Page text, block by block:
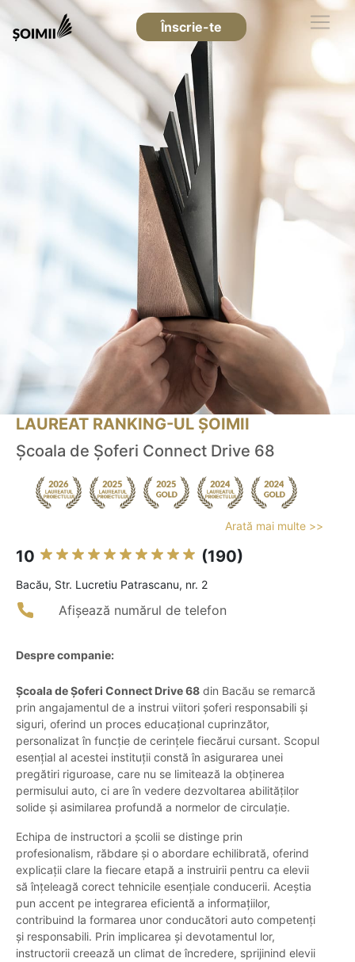
Înscrie-te
LAUREAT RANKING-UL ȘOIMII
Școala de Șoferi Connect Drive 68
Arată mai multe >>
10 (190)
Bacău, Str. Lucretiu Patrascanu, nr. 2
Afișează numărul de telefon
Despre companie:
Școala de Șoferi Connect Drive 68 din Bacău se remarcă
prin angajamentul de a instrui viitori șoferi responsabili și
siguri, oferind un proces educațional cuprinzător,
personalizat în funcție de cerințele fiecărui cursant. Scopul
esențial al acestei instituții constă în asigurarea unei
pregătiri riguroase, care nu se limitează la obținerea
permisului auto, ci are în vedere dezvoltarea abilităților
solide și asimilarea profundă a normelor de circulație.
Echipa de instructori a școlii se distinge prin
profesionalism, răbdare și o abordare echilibrată, oferind
explicații clare la fiecare etapă a instruirii pentru ca elevii
să înțeleagă corect tehnicile esențiale conducerii. Aceștia
pun accent pe integrarea eficientă a informațiilor,
contribuind la formarea unor conducători auto competenți
și responsabili. Prin implicarea și devotamentul lor,
instructorii creează un climat de încredere, sprijinind elevii